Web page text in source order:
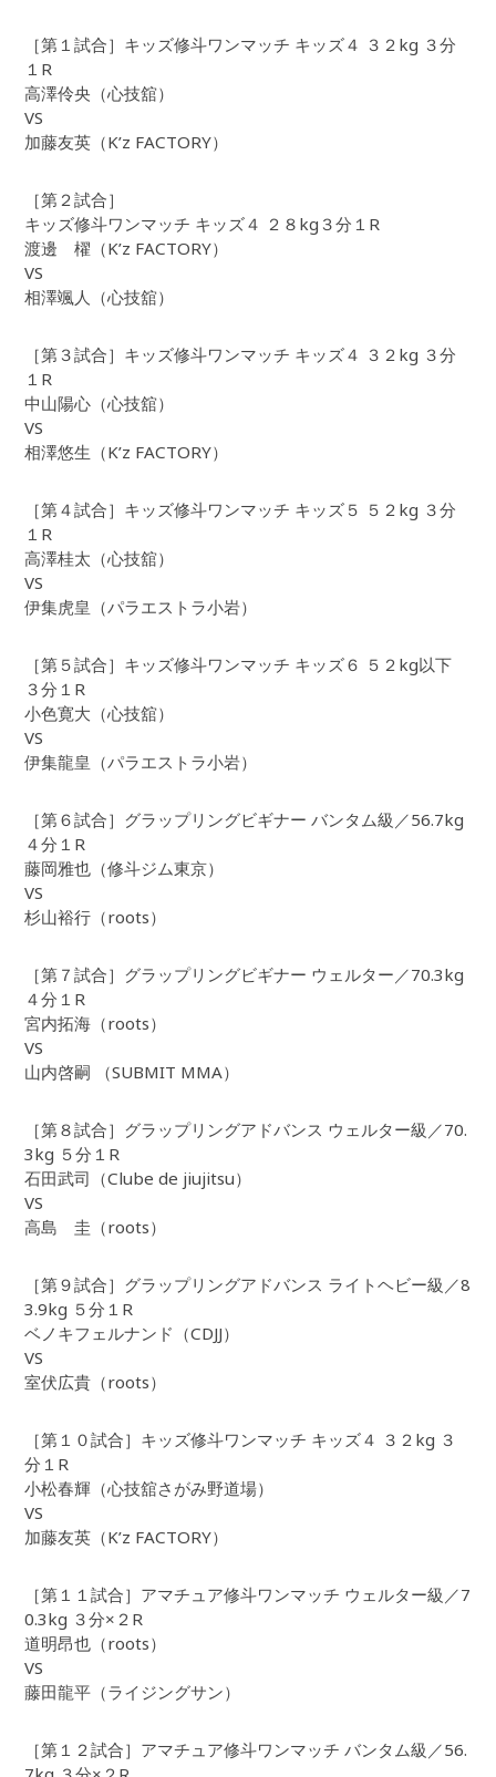
［第１試合］キッズ修斗ワンマッチ キッズ４ ３２kg ３分
１R
高澤伶央（心技舘）
VS
加藤友英（K’z FACTORY）
［第２試合］
キッズ修斗ワンマッチ キッズ４ ２８kg３分１R
渡邊 櫂（K’z FACTORY）
VS
相澤颯人（心技舘）
［第３試合］キッズ修斗ワンマッチ キッズ４ ３２kg ３分
１R
中山陽心（心技舘）
VS
相澤悠生（K’z FACTORY）
［第４試合］キッズ修斗ワンマッチ キッズ５ ５２kg ３分
１R
高澤桂太（心技舘）
VS
伊集虎皇（パラエストラ小岩）
［第５試合］キッズ修斗ワンマッチ キッズ６ ５２kg以下
３分１R
小色寛大（心技舘）
VS
伊集龍皇（パラエストラ小岩）
［第６試合］グラップリングビギナー バンタム級／56.7kg
４分１R
藤岡雅也（修斗ジム東京）
VS
杉山裕行（roots）
［第７試合］グラップリングビギナー ウェルター／70.3kg
４分１R
宮内拓海（roots）
VS
山内啓嗣 （SUBMIT MMA）
［第８試合］グラップリングアドバンス ウェルター級／70.
3kg ５分１R
石田武司（Clube de jiujitsu）
VS
高島 圭（roots）
［第９試合］グラップリングアドバンス ライトヘビー級／8
3.9kg ５分１R
ベノキフェルナンド（CDJJ）
VS
室伏広貴（roots）
［第１０試合］キッズ修斗ワンマッチ キッズ４ ３２kg ３
分１R
小松春輝（心技舘さがみ野道場）
VS
加藤友英（K’z FACTORY）
［第１１試合］アマチュア修斗ワンマッチ ウェルター級／7
0.3kg ３分×２R
道明昂也（roots）
VS
藤田龍平（ライジングサン）
［第１２試合］アマチュア修斗ワンマッチ バンタム級／56.